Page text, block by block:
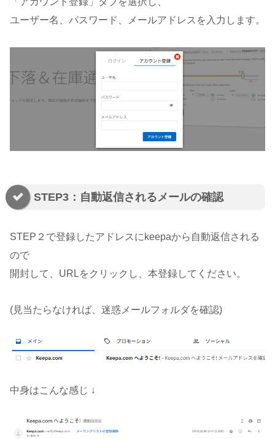
ユーザー名、パスワード、メールアドレスを入力します。
STEP3：自動返信されるメールの確認
STEP２で登録したアドレスにkeepaから自動返信される
ので
開封して、URLをクリックし、本登録してください。
(見当たらなければ、迷惑メールフォルダを確認)
中身はこんな感じ ↓